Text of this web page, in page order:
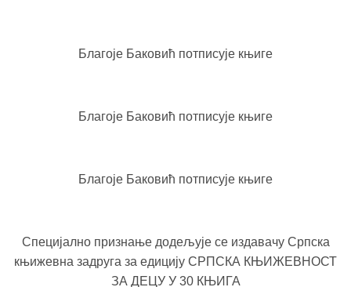
Благоје Баковић потписује књиге
Благоје Баковић потписује књиге
Благоје Баковић потписује књиге
Специјално признање додељује се издавачу Српска
књижевна задруга за едицију СРПСКА КЊИЖЕВНОСТ
ЗА ДЕЦУ У 30 КЊИГА